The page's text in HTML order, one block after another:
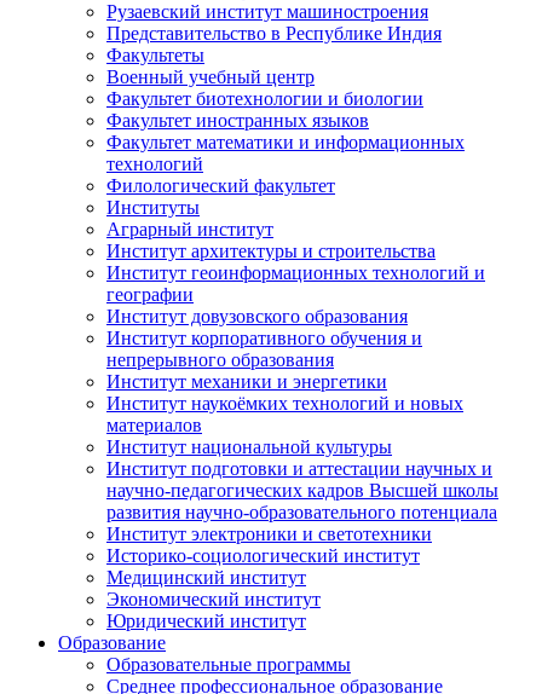
Рузаевский институт машиностроения
Представительство в Республике Индия
Факультеты
Военный учебный центр
Факультет биотехнологии и биологии
Факультет иностранных языков
Факультет математики и информационных
технологий
Филологический факультет
Институты
Аграрный институт
Институт архитектуры и строительства
Институт геоинформационных технологий и
географии
Институт довузовского образования
Институт корпоративного обучения и
непрерывного образования
Институт механики и энергетики
Институт наукоёмких технологий и новых
материалов
Институт национальной культуры
Институт подготовки и аттестации научных и
научно-педагогических кадров Высшей школы
развития научно-образовательного потенциала
Институт электроники и светотехники
Историко-социологический институт
Медицинский институт
Экономический институт
Юридический институт
Образование
Образовательные программы
Среднее профессиональное образование